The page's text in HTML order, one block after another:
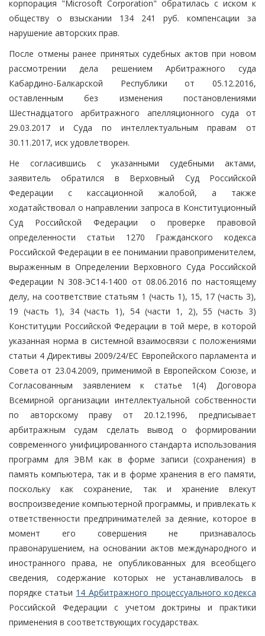
корпорация "Microsoft Corporation" обратилась с иском к
обществу о взыскании 134 241 руб. компенсации за
нарушение авторских прав.
После отмены ранее принятых судебных актов при новом
рассмотрении дела решением Арбитражного суда
Кабардино-Балкарской Республики от 05.12.2016,
оставленным без изменения постановлениями
Шестнадцатого арбитражного апелляционного суда от
29.03.2017 и Суда по интеллектуальным правам от
30.11.2017, иск удовлетворен.
Не согласившись с указанными судебными актами,
заявитель обратился в Верховный Суд Российской
Федерации с кассационной жалобой, а также
ходатайствовал о направлении запроса в Конституционный
Суд Российской Федерации о проверке правовой
определенности статьи 1270 Гражданского кодекса
Российской Федерации в ее понимании правоприменителем,
выраженным в Определении Верховного Суда Российской
Федерации N 308-ЭС14-1400 от 08.06.2016 по настоящему
делу, на соответствие статьям 1 (часть 1), 15, 17 (часть 3),
19 (часть 1), 34 (часть 1), 54 (части 1, 2), 55 (часть 3)
Конституции Российской Федерации в той мере, в которой
указанная норма в системной взаимосвязи с положениями
статьи 4 Директивы 2009/24/ЕС Европейского парламента и
Совета от 23.04.2009, применимой в Европейском Союзе, и
Согласованным заявлением к статье 1(4) Договора
Всемирной организации интеллектуальной собственности
по авторскому праву от 20.12.1996, предписывает
арбитражным судам сделать вывод о формировании
современного унифицированного стандарта использования
программ для ЭВМ как в форме записи (сохранения) в
память компьютера, так и в форме хранения в его памяти,
поскольку как сохранение, так и хранение влекут
воспроизведение компьютерной программы, и привлекать к
ответственности предпринимателей за деяние, которое в
момент его совершения не признавалось
правонарушением, на основании актов международного и
иностранного права, не опубликованных для всеобщего
сведения, содержание которых не устанавливалось в
порядке статьи 14 Арбитражного процессуального кодекса
Российской Федерации с учетом доктрины и практики
применения в соответствующих государствах.